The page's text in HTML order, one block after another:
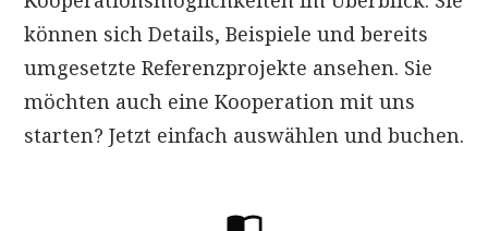
können sich Details, Beispiele und bereits
umgesetzte Referenzprojekte ansehen. Sie
möchten auch eine Kooperation mit uns
starten? Jetzt einfach auswählen und buchen.